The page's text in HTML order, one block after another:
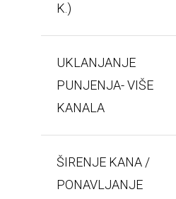
K.)
UKLANJANJE
PUNJENJA- VIŠE
KANALA
ŠIRENJE KANA /
PONAVLJANJE